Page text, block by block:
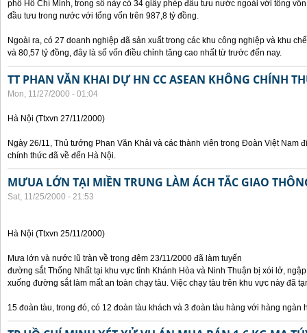
phố Hồ Chí Minh, trong số này có 34 giấy phép đầu tưu nước ngoài với tổng
đầu tưu trong nước với tổng vốn trên 987,8 tỷ đồng.
Ngoài ra, có 27 doanh nghiệp đã sản xuất trong các khu công nghiệp và khu
và 80,57 tỷ đồng, đây là số vốn điều chỉnh tăng cao nhất từ trước đến nay.
TT PHAN VĂN KHAI DỰ HN CC ASEAN KHÔNG CHÍNH
Mon, 11/27/2000 - 01:04
Hà Nội (Ttxvn 27/11/2000)
Ngày 26/11, Thủ tướng Phan Văn Khải và các thành viên trong Đoàn Việt Nam
chính thức đã về đến Hà Nội.
MƯUA LỚN TẠI MIỀN TRUNG LÀM ÁCH TẮC GIAO
Sat, 11/25/2000 - 21:53
Hà Nội (Ttxvn 25/11/2000)
Mưa lớn và nước lũ tràn về trong đêm 23/11/2000 đã làm tuyến
đường sắt Thống Nhất tại khu vực tỉnh Khánh Hòa và Ninh Thuận bị xói lở,
xuống đường sắt làm mất an toàn chạy tàu. Việc chạy tàu trên khu vực này đã
15 đoàn tàu, trong đó, có 12 đoàn tàu khách và 3 đoàn tàu hàng với hàng